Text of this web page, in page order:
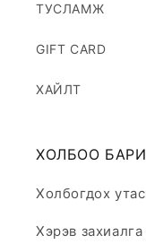
ТУСЛАМЖ
GIFT CARD
ХАЙЛТ
ХОЛБОО
Холбогдох
Хэрэв